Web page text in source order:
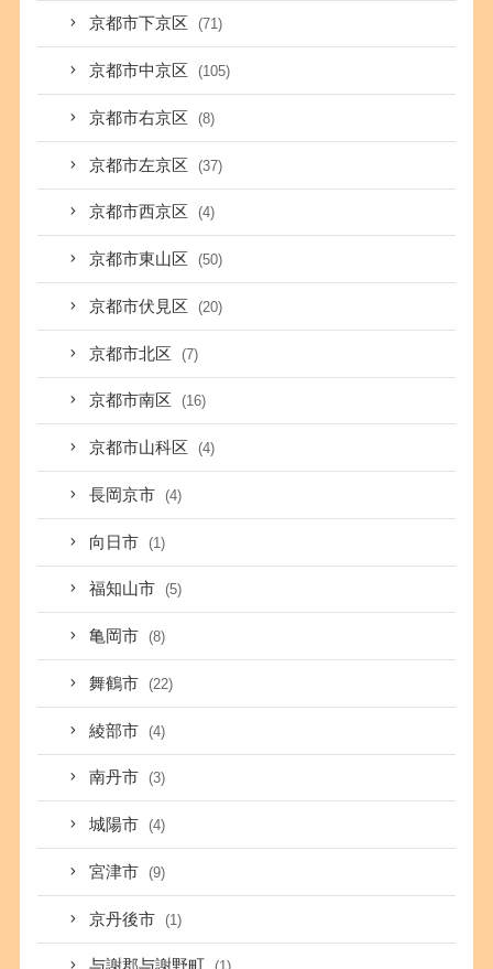
京都市下京区 (71)
京都市中京区 (105)
京都市右京区 (8)
京都市左京区 (37)
京都市西京区 (4)
京都市東山区 (50)
京都市伏見区 (20)
京都市北区 (7)
京都市南区 (16)
京都市山科区 (4)
長岡京市 (4)
向日市 (1)
福知山市 (5)
亀岡市 (8)
舞鶴市 (22)
綾部市 (4)
南丹市 (3)
城陽市 (4)
宮津市 (9)
京丹後市 (1)